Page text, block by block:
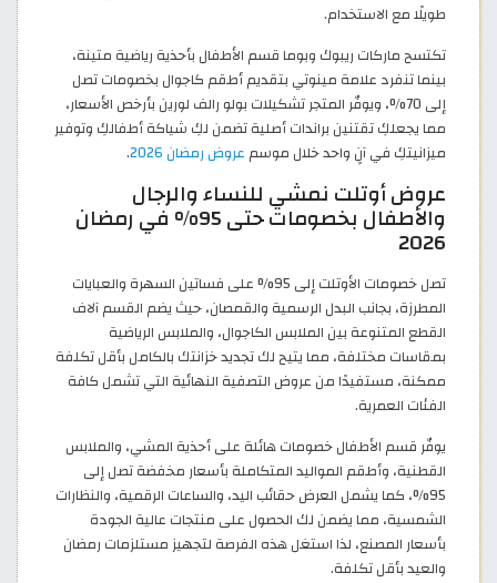
طويلًا مع الاستخدام.
تكتسح ماركات ريبوك وبوما قسم الأطفال بأحذية رياضية متينة،
بينما تنفرد علامة مينوتي بتقديم أطقم كاجوال بخصومات تصل
إلى 70%، ويوفّر المتجر تشكيلات بولو رالف لورين بأرخص الأسعار،
مما يجعلكِ تقتنين براندات أصلية تضمن لكِ شياكة أطفالكِ وتوفير
ميزانيتكِ في آنٍ واحد خلال موسم عروض رمضان 2026 .
عروض أوتلت نمشي للنساء والرجال
والأطفال بخصومات حتى 95% في رمضان
2026
تصل خصومات الأوتلت إلى 95% على فساتين السهرة والعبايات
المطرزة، بجانب البدل الرسمية والقمصان، حيث يضم القسم آلاف
القطع المتنوعة بين الملابس الكاجوال، والملابس الرياضية
بمقاسات مختلفة، مما يتيح لك تجديد خزانتك بالكامل بأقل تكلفة
ممكنة، مستفيدًا من عروض التصفية النهائية التي تشمل كافة
الفئات العمرية.
يوفّر قسم الأطفال خصومات هائلة على أحذية المشي، والملابس
القطنية، وأطقم المواليد المتكاملة بأسعار مخفضة تصل إلى
95%، كما يشمل العرض حقائب اليد، والساعات الرقمية، والنظارات
الشمسية، مما يضمن لك الحصول على منتجات عالية الجودة
بأسعار المصنع، لذا استغل هذه الفرصة لتجهيز مستلزمات رمضان
والعيد بأقل تكلفة.